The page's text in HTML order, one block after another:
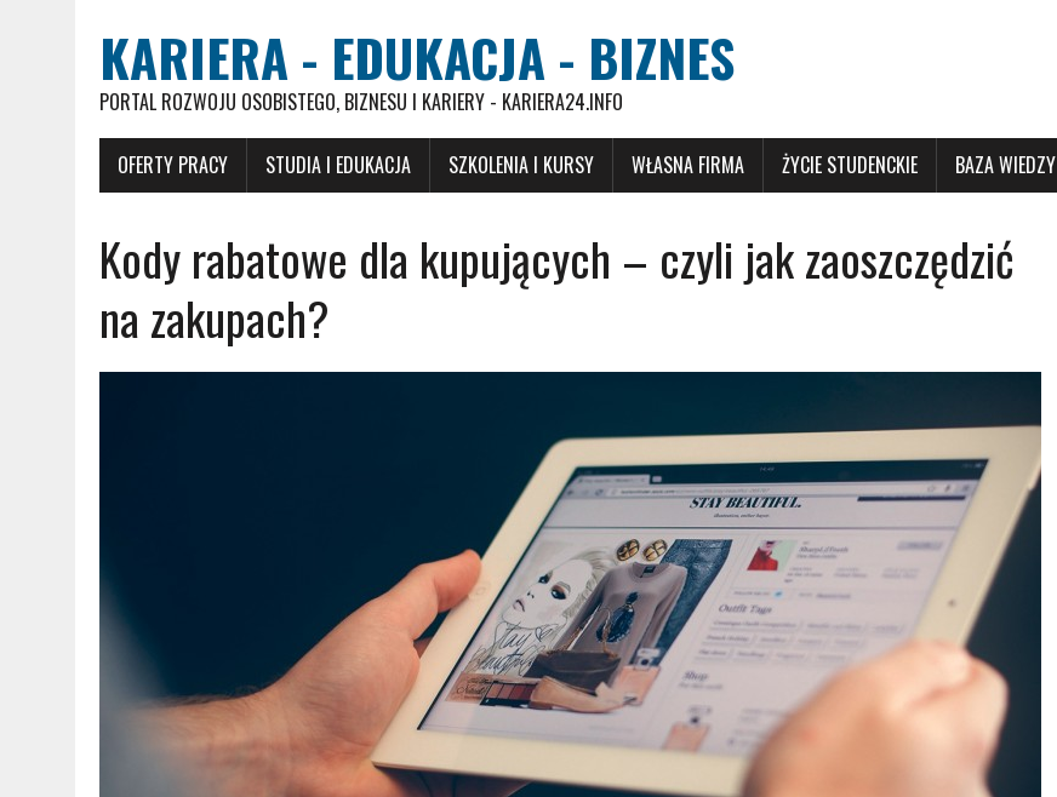
KARIERA - EDUKACJA - BIZNES
PORTAL ROZWOJU OSOBISTEGO, BIZNESU I KARIERY - KARIERA24.INFO
OFERTY PRACY STUDIA I EDUKACJA SZKOLENIA I KURSY WŁASNA FIRMA ŻYCIE STUDENCKIE BAZA WIEDZY
Kody rabatowe dla kupujących – czyli jak zaoszczędzić
na zakupach?